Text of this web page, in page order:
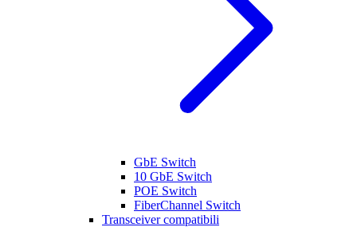
GbE Switch
10 GbE Switch
POE Switch
FiberChannel Switch
Transceiver compatibili